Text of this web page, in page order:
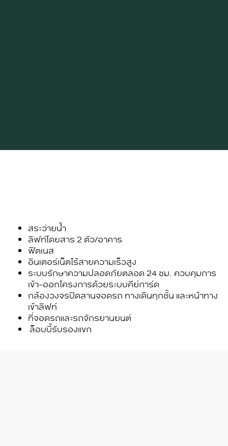
สระว่ายน้ำ
ลิฟท์โดยสาร 2 ตัว/อาคาร
ฟิตเนส
อินเตอร์เน็ตไร้สายความเร็วสูง
ระบบรักษาความปลอดภัยตลอด 24 ชม. ควบคุมการ
เข้า-ออกโครงการด้วยระบบคีย์การ์ด
กล้องวงจรปิดลานจอดรถ ทางเดินทุกชั้น และหน้าทาง
เข้าลิฟท์
ที่จอดรถและรถจักรยานยนต์
ล็อบบี้รับรองแขก